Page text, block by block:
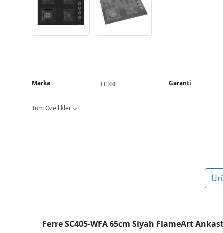
Marka FERRE Garanti
Tüm Özellikler
Ferre SC405-WFA 65cm Siyah FlameArt